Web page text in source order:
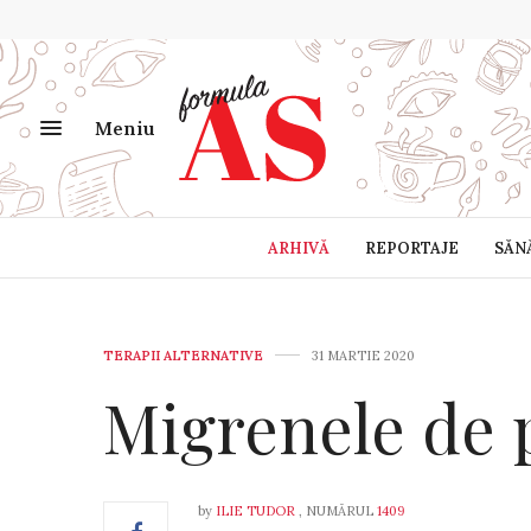
Meniu
ARHIVĂ REPORTAJE
TERAPII ALTERNATIVE 31 MARTIE 2020
Migrenele de
by ILIE TUDOR , NUMĂRUL 1409